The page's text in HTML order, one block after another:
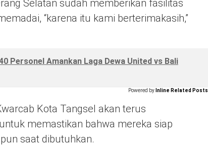
Selatan sudah memberikan fasilitas
“karena itu kami berterimakasih,”
Personel Amankan Laga Dewa United vs Bali
Powered by Inline Related Posts
Kota Tangsel akan terus
memastikan bahwa mereka siap
saat dibutuhkan.